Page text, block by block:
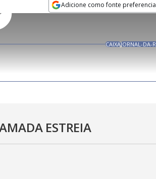
Adicione como fonte
CAIXAJORNAL-DA-
ESTREIA